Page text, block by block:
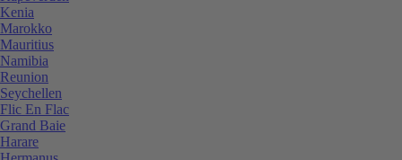
Kenia
Marokko
Mauritius
Namibia
Reunion
Seychellen
Flic En Flac
Grand Baie
Harare